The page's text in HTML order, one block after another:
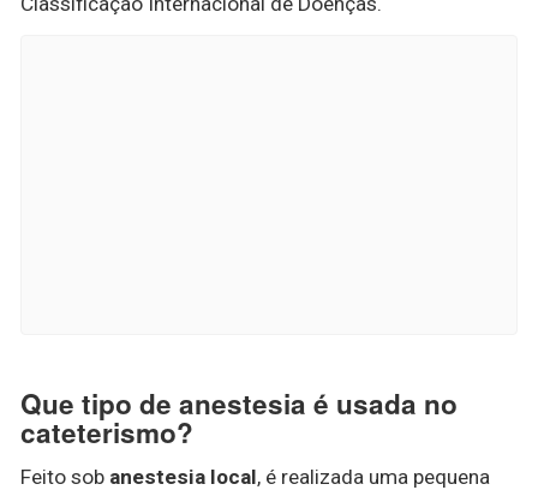
Que tipo de anestesia é usada no
cateterismo?
Feito sob anestesia local, é realizada uma pequena